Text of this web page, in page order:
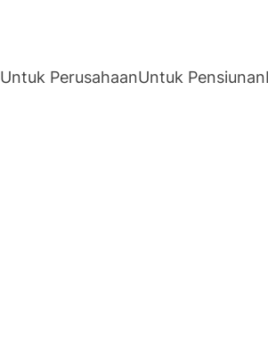
Untuk PerusahaanUntuk Pensiunan